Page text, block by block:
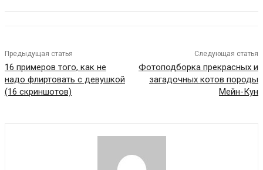
Предыдущая статья
16 примеров того, как не
надо флиртовать с девушкой
(16 скриншотов)
Следующая статья
Фотоподборка прекрасных и
загадочных котов породы
Мейн-Кун